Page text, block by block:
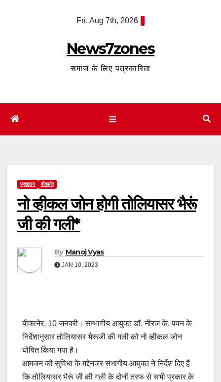
Fri. Aug 7th, 2026
News7zones
समाज के लिए पत्रकारिता
प्रशासन बीकानेर
नो व्हीकल जोन होगी तोलियासर भैरूं
जी की गली*
By Manoj Vyas
JAN 10, 2023
बीकानेर, 10 जनवरी। सम्भागीय आयुक्त डॉ. नीरज के. पवन के
निर्देशानुसार तोलियासर भैरूजी की गली को नो व्हीकल जोन
घोषित किया गया है।
आमजन की सुविधा के मद्देनजर संभागीय आयुक्त ने निर्देश दिए हैं
कि तोलियासर भैरूं जी की गली के दोनों तरफ से सभी प्रकार के